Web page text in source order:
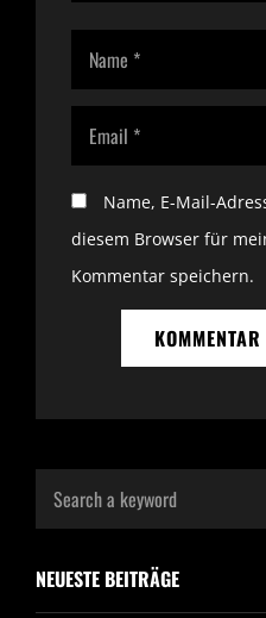
Name, E-Mail-
diesem Browser für
Kommentar speichern.
Search
NEUESTE BEITRÄGE